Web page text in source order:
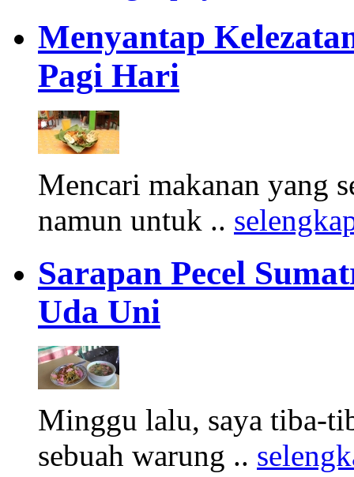
Menyantap
Pagi Hari
Mencari makanan yang
namun untuk ..
Sarapan Pecel
Uda Uni
Minggu lalu, saya tiba-
sebuah warung ..